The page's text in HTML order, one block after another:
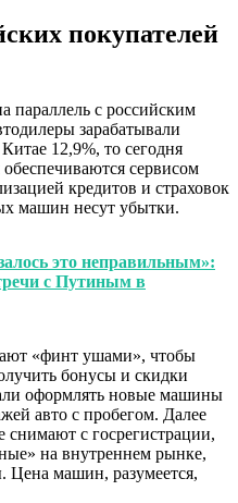
покупателей
параллель с российским
зарабатывали
12,9%, то сегодня
сервисом
кредитов и страховок
машин несут убытки.
это неправильным»:
с Путиным в
«финт ушами», чтобы
бонусы и скидки
оформлять новые машины
авто с пробегом. Далее
снимают с госрегистрации,
на внутреннем рынке,
Цена машин, разумеется,